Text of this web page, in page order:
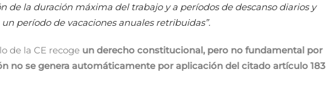
de la duración máxima del trabajo y a períodos de descanso diarios y
período de vacaciones anuales retribuidas”.
de la CE recoge un derecho constitucional, pero no fundamental por
no se genera automáticamente por aplicación del citado artículo 183